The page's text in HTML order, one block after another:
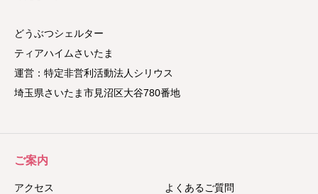
どうぶつシェルター
ティアハイムさいたま
運営：特定非営利活動法人シリウス
埼玉県さいたま市見沼区大谷780番地
ご案内
アクセス よくあるご質問